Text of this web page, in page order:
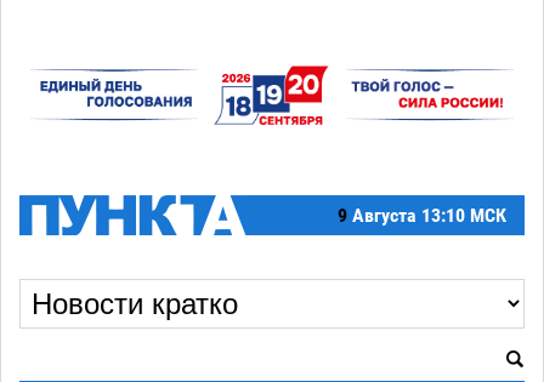
9 Августа 13:10 МСК